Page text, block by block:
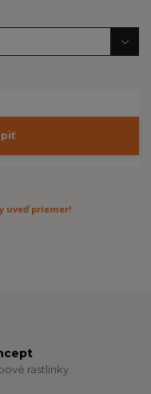
uveď priemer!
rastlinky